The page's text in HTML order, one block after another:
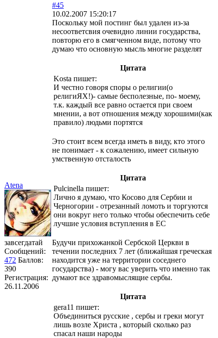
Atena
завсегдатай
Сообщений:
472 Баллов:
390
Регистрация:
26.11.2006
#45
10.02.2007 15:20:17
Поскольку мой постинг был удален из-за
несоответсвия очевидно линии государства,
повторю его в смягченном виде, потому что
думаю что основную мысль многие разделят
Цитата
Kosta пишет:
И честно говоря споры о религии(о
религиЯХ!)- самые бесполезные, по- моему,
т.к. каждый все равно остается при своем
мнении, а вот отношения между хорошими(как
правило) людьми портятся
Это стоит всем всегда иметь в виду, кто этого
не понимает - к сожалению, имеет сильную
умственную отсталость
Цитата
Pulcinella пишет:
Лично я думаю, что Косово для Сербии и
Черногории - отрезанный ломоть и торгуются
они вокруг него только чтобы обеспечить себе
лучшие условия вступления в ЕС
Будучи прихожанкой Сербской Церкви в
течении последних 7 лет (ближайшая греческая
находится уже на территории соседнего
государства) - могу вас уверить что именно так
думают все здравомыслящие сербы.
Цитата
gera11 пишет:
Объединиться русские , сербы и греки могут
лишь возле Христа , который сколько раз
спасал наши народы